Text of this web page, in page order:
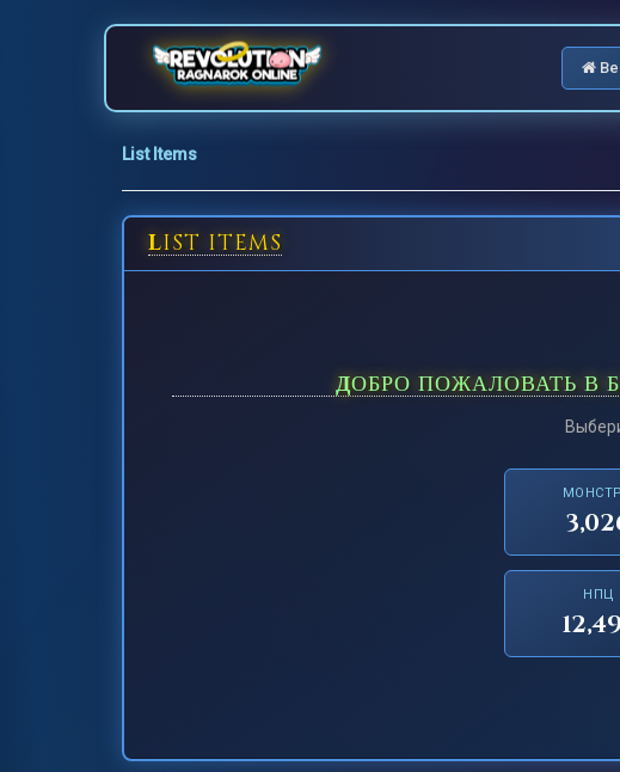
List Items
LIST ITEMS
ДОБРО ПОЖАЛОВАТЬ
НПЦ